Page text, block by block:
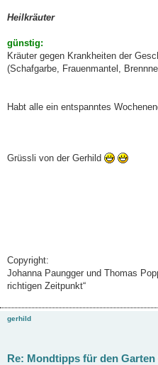
Heilkräuter
günstig:
Kräuter gegen Krankheiten der
(Schafgarbe, Frauenmantel,
Habt alle ein entspanntes
Grüssli von der Gerhild
Copyright:
Johanna Paungger und Thomas
richtigen Zeitpunkt“
gerhild
Re: Mondtipps für den Garten